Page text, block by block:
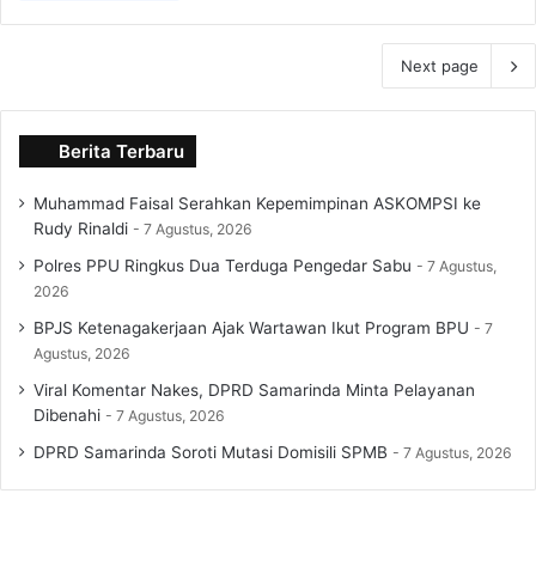
Next page
Berita Terbaru
Muhammad Faisal Serahkan Kepemimpinan ASKOMPSI ke
Rudy Rinaldi
7 Agustus, 2026
Polres PPU Ringkus Dua Terduga Pengedar Sabu
7 Agustus,
2026
BPJS Ketenagakerjaan Ajak Wartawan Ikut Program BPU
7
Agustus, 2026
Viral Komentar Nakes, DPRD Samarinda Minta Pelayanan
Dibenahi
7 Agustus, 2026
DPRD Samarinda Soroti Mutasi Domisili SPMB 7 Agustus, 2026